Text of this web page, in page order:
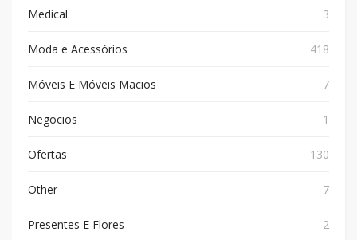
Medical 3
Moda e Acessórios 418
Móveis E Móveis Macios 7
Negocios 1
Ofertas 130
Other 7
Presentes E Flores 2